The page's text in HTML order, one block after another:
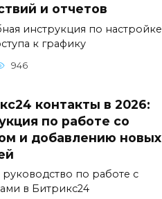
и отчетов
инструкция по настройке
к графику
946
контакты в 2026:
по работе со
и добавлению новых
по работе с
в Битрикс24